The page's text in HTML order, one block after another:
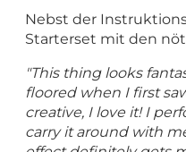
Nebst der
Starterset mit den
"This thing looks
floored when I first
creative, I love it! I
carry it around with